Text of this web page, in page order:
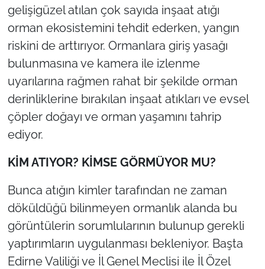
gelişigüzel atılan çok sayıda inşaat atığı
orman ekosistemini tehdit ederken, yangın
riskini de arttırıyor. Ormanlara giriş yasağı
bulunmasına ve kamera ile izlenme
uyarılarına rağmen rahat bir şekilde orman
derinliklerine bırakılan inşaat atıkları ve evsel
çöpler doğayı ve orman yaşamını tahrip
ediyor.
KİM ATIYOR? KİMSE GÖRMÜYOR MU?
Bunca atığın kimler tarafından ne zaman
döküldüğü bilinmeyen ormanlık alanda bu
görüntülerin sorumlularının bulunup gerekli
yaptırımların uygulanması bekleniyor. Başta
Edirne Valiliği ve İl Genel Meclisi ile İl Özel
KIRKLARELİ
ÇANAKKALE
Bölge
Güvenlik
Genel
Politika
Flaş Haber
Dış Haberler